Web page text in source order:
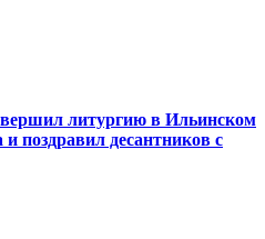
литургию в Ильинском
поздравил десантников с